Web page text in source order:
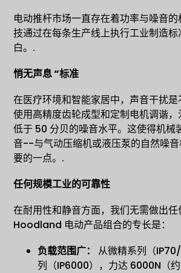
电动推杆市场一直存在着功率与噪音
技通过在每条生产线上执行工业制造
白。.
悄无声息 “标准
在医疗环境和智能家居中，声音干扰
使用高精度齿轮成型和定制电机调谐
低于 50 分贝的噪音水平。这使得机械
音--与气动压缩机或液压泵的自然噪
要的一点。.
任何规模工业的可靠性
在耐用性和静音方面，我们无需做出任
Hoodland 电动产品组合的专长是：
负载范围广：
从微精系列（
列（IP6000），力达 6000N（